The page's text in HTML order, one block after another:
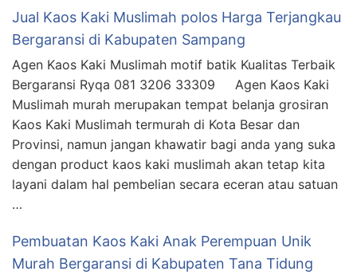
Jual Kaos Kaki Muslimah polos Harga Terjangkau
Bergaransi di Kabupaten Sampang
Agen Kaos Kaki Muslimah motif batik Kualitas Terbaik
Bergaransi Ryqa 081 3206 33309 Agen Kaos Kaki
Muslimah murah merupakan tempat belanja grosiran
Kaos Kaki Muslimah termurah di Kota Besar dan
Provinsi, namun jangan khawatir bagi anda yang suka
dengan product kaos kaki muslimah akan tetap kita
layani dalam hal pembelian secara eceran atau satuan
…
Pembuatan Kaos Kaki Anak Perempuan Unik
Murah Bergaransi di Kabupaten Tana Tidung